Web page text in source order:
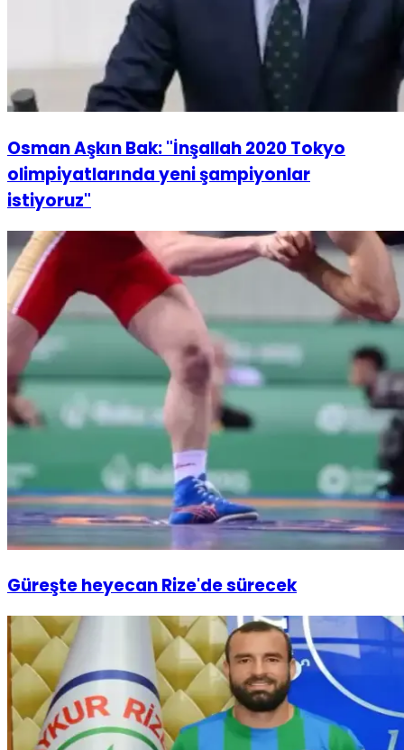
Osman Aşkın Bak: "İnşallah 2020 Tokyo
olimpiyatlarında yeni şampiyonlar
istiyoruz"
Güreşte heyecan Rize'de sürecek